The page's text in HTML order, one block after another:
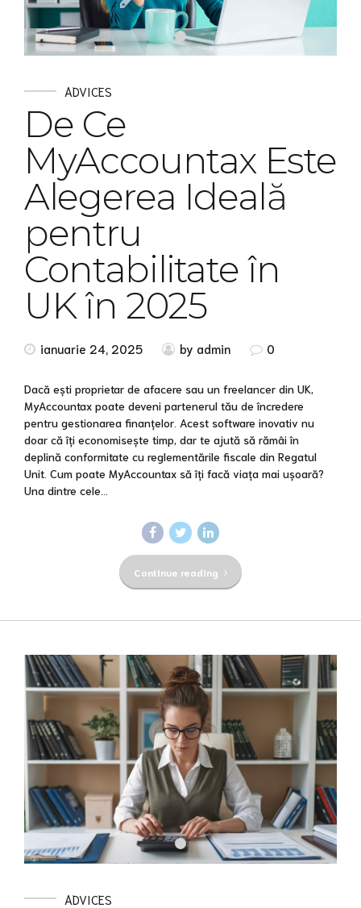
ADVICES
De Ce
MyAccountax Este
Alegerea Ideală
pentru
Contabilitate în
UK în 2025
ianuarie 24, 2025 by admin 0
Dacă ești proprietar de afacere sau un freelancer din UK,
MyAccountax poate deveni partenerul tău de încredere
pentru gestionarea finanțelor. Acest software inovativ nu
doar că îți economisește timp, dar te ajută să rămâi în
deplină conformitate cu reglementările fiscale din Regatul
Unit. Cum poate MyAccountax să îți facă viața mai ușoară?
Una dintre cele...
Continue reading
ADVICES